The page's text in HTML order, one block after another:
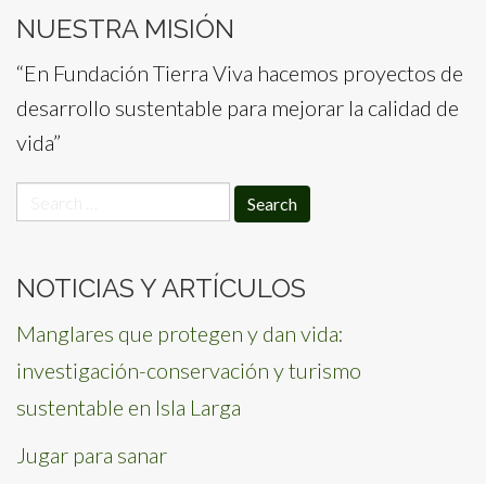
NUESTRA MISIÓN
“En Fundación Tierra Viva hacemos proyectos de
desarrollo sustentable para mejorar la calidad de
vida”
for:
NOTICIAS Y ARTÍCULOS
Manglares que protegen y dan vida:
investigación-conservación y turismo
sustentable en Isla Larga
Jugar para sanar